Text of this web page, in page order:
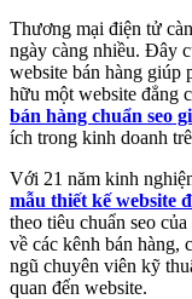
Thương mại điện tử
ngày càng nhiều. Đây
website bán hàng giúp
hữu một website đẳng
bán hàng chuẩn seo
ích trong kinh doanh
Với 21 năm kinh
mẫu thiết kế website
theo tiêu chuẩn seo
về các kênh bán hàng,
ngũ chuyên viên kỹ
quan đến website.